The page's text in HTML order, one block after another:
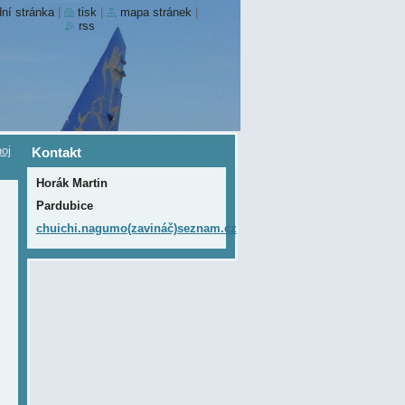
Kontakt
Horák Martin
Pardubice
chuichi.nagumo(zavináč)seznam.cz
stránka tisk mapa stránek
rss